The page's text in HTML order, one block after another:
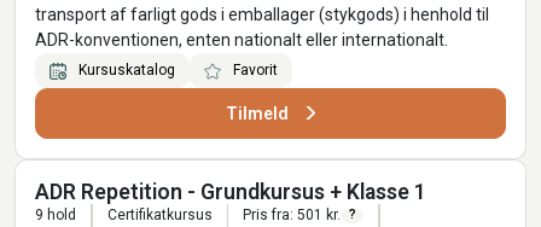
transport af farligt gods i emballager (stykgods) i henhold til
ADR-konventionen, enten nationalt eller internationalt.
Kursuskatalog Favorit
Tilmeld
ADR Repetition - Grundkursus + Klasse 1
9 hold Certifikatkursus Pris fra: 501 kr. ?